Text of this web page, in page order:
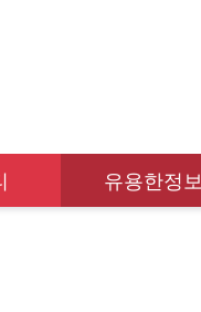
유용한정보